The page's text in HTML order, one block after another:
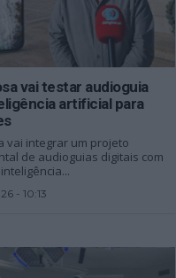
vai testar audioguia
artificial para
vai integrar um projeto
de audioguias digitais com
- 10:13